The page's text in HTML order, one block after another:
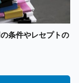
条件やレセプトの